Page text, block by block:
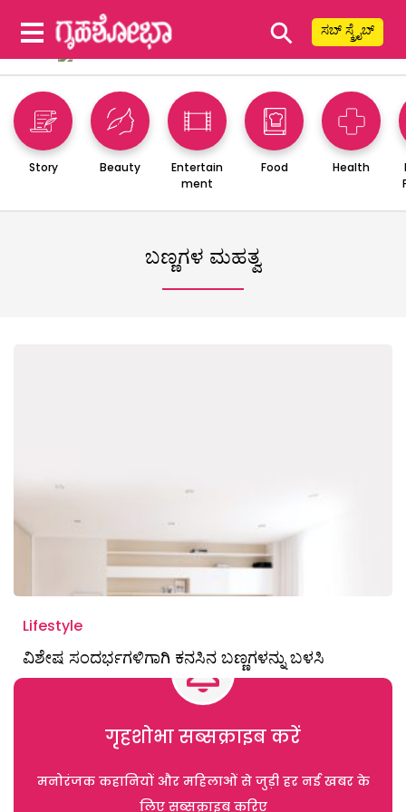
⚲ ಸಬ್ ಸ್ಕ್ರೈಬ್
Story Beauty
Entertain
ment
Food Health
ಬಣ್ಣಗಳ ಮಹತ್ವ
Lifestyle
ವಿಶೇಷ ಸಂದರ್ಭಗಳಿಗಾಗಿ ಕನಸಿನ ಬಣ್ಣಗಳನ್ನು ಬಳಸಿ
गृहशोभा सब्सक्राइब करें
मनोरंजक कहानियों और महिलाओं से जुड़ी हर नई खबर के
लिए सब्सक्राइब करिए